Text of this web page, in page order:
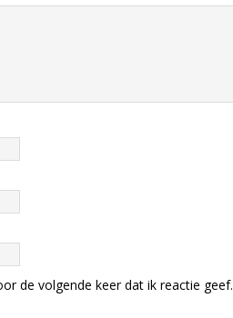
de volgende keer dat ik reactie geef.